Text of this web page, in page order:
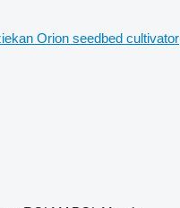
Orion seedbed cultivator